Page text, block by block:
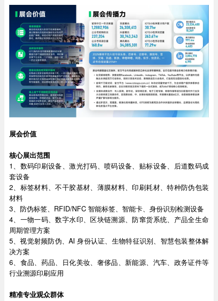
展会价值
核心展出范围
1、数码印刷设备、激光打码、喷码设备、贴标设备、后道数码成
套设备
2、标签材料、不干胶基材、薄膜材料、印刷耗材、特种防伪包装
材料
3、防伪标签、RFID/NFC 智能标签、智能卡、身份识别检测设备
4、一物一码、数字水印、区块链溯源、防窜货系统、产品全生命
周期管理方案
5、视觉射频防伪、AI 身份认证、生物特征识别、智慧包装整体解
决方案
6、食品、药品、日化美妆、奢侈品、新能源、汽车、政务证件等
行业溯源印刷应用
精准专业观众群体